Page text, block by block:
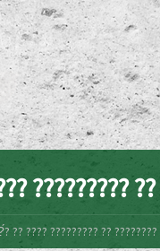
?????????
?? ???? ????????? ??